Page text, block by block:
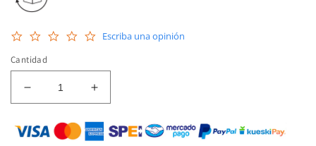
0.0
Escriba una opinión
Cantidad
Reducir
cantidad
para
AG-
Aumentar
cantidad
para
AG-